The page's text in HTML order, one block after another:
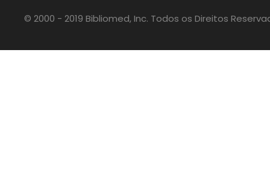
© 2000 - 2019 Bibliomed, Inc. Todos os Direitos